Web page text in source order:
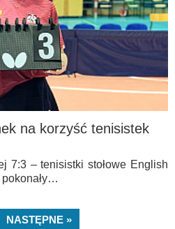
na korzyść tenisistek
7:3 – tenisistki stołowe English
pokonały…
NASTĘPNE »